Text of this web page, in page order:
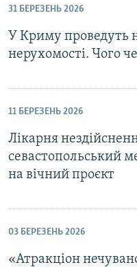
31 БЕРЕЗЕНЬ 2026
У Криму проведуть
нерухомості. Чого
11 БЕРЕЗЕНЬ 2026
Лікарня
севастопольський
на вічний проєкт
03 БЕРЕЗЕНЬ 2026
«Атракціон